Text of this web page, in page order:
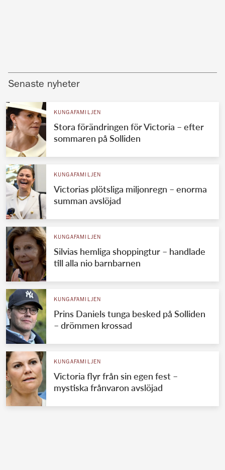
Senaste nyheter
KUNGAFAMILJEN
Stora förändringen för Victoria – efter
sommaren på Solliden
KUNGAFAMILJEN
Victorias plötsliga miljonregn – enorma
summan avslöjad
KUNGAFAMILJEN
Silvias hemliga shoppingtur – handlade
till alla nio barnbarnen
KUNGAFAMILJEN
Prins Daniels tunga besked på Solliden
– drömmen krossad
KUNGAFAMILJEN
Victoria flyr från sin egen fest –
mystiska frånvaron avslöjad